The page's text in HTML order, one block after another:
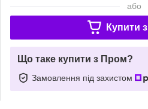
або
Купити з
Що таке купити з Пром?
Замовлення під захистом